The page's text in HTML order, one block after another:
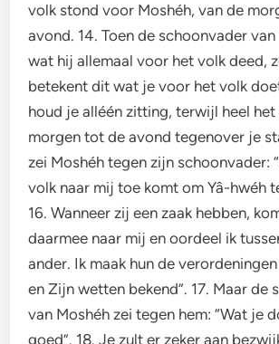
volk stond voor Moshéh, van de
avond. 14. Toen de schoonvader
wat hij allemaal voor het volk deed,
betekent dit wat je voor het volk
houd je alléén zitting, terwijl heel
morgen tot de avond tegenover je
zei Moshéh tegen zijn schoonvader:
volk naar mij toe komt om Yâ-hwéh
16. Wanneer zij een zaak hebben,
daarmee naar mij en oordeel ik
ander. Ik maak hun de
en Zijn wetten bekend”. 17. Maar de
van Moshéh zei tegen hem: “Wat je
goed”. 18. Je zult er zeker aan